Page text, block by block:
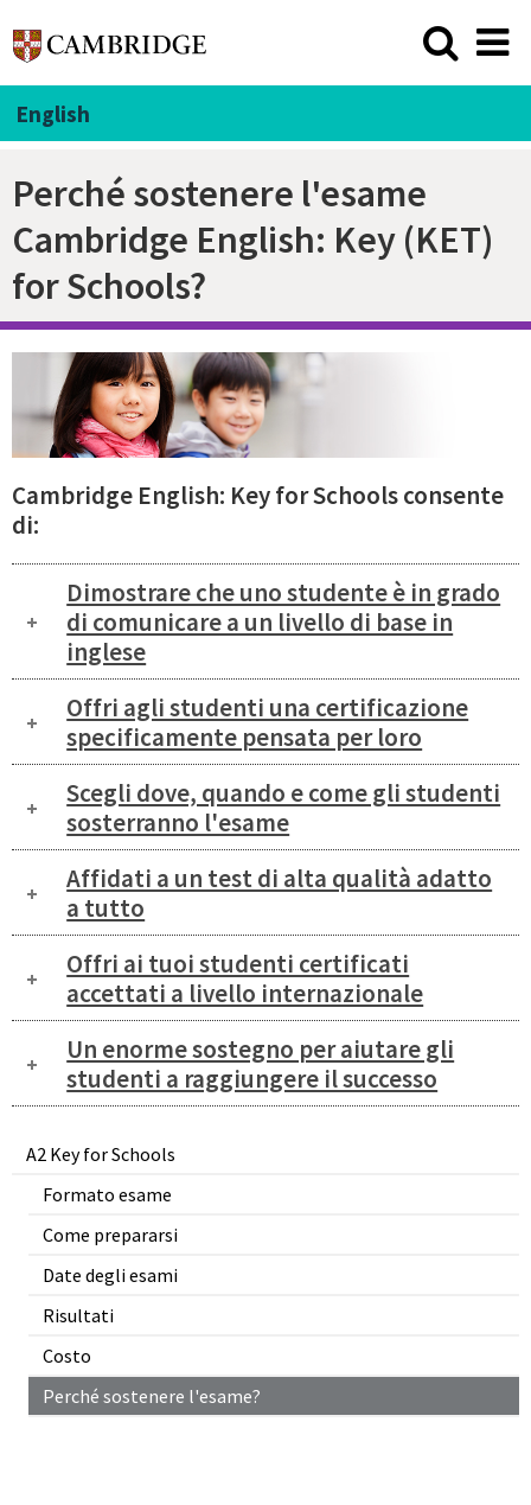
English
Perché sostenere l'esame
Cambridge English: Key (KET)
for Schools?
A2 Key for Schools
Formato esame
Come prepararsi
Date degli esami
Risultati
Costo
Perché sostenere l'esame?
Cambridge English: Key for Schools consente
di:
Dimostrare che uno studente è in grado
di comunicare a un livello di base in
inglese
Offri agli studenti una certificazione
specificamente pensata per loro
Scegli dove, quando e come gli studenti
sosterranno l'esame
Affidati a un test di alta qualità adatto
a tutto
Offri ai tuoi studenti certificati
accettati a livello internazionale
Un enorme sostegno per aiutare gli
studenti a raggiungere il successo